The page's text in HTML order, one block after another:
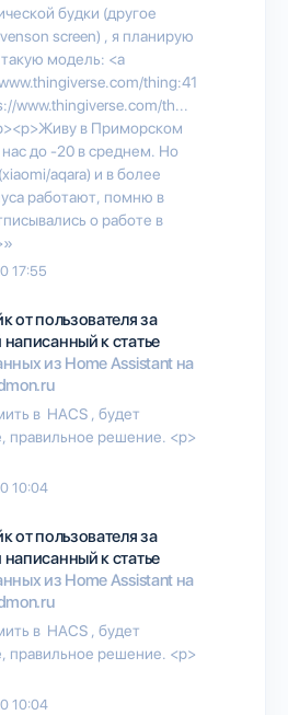
будки (другое
screen) , я планирую
такую модель: <a
thing:41
www.thingiverse.com/th...
в Приморском
до -20 в среднем. Но
aqara) и в более
работают, помню в
о работе в
17:55
от пользователяза
к статье
из Home Assistant на
в HACS , будет
правильное решение. <p>
10:04
от пользователяза
к статье
из Home Assistant на
в HACS , будет
правильное решение. <p>
10:04